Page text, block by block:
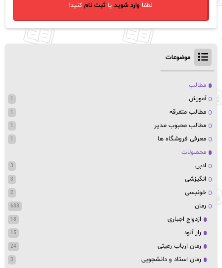
لطفاوارد شوید یاثبت نام کنید!
موضوعات
مطالب
آموزش
1
مطالب متفرقه 1
مطالب محبوب مدیر 1
معرفی فروشگاه ها 1
محصولات
ادبی
3
انگیزشی 3
خونبسی 2
رمان 688
ازدواج اجباری 18
راز آلود 15
رمان ارباب رعیتی 24
رمان استاد و دانشجویی 3